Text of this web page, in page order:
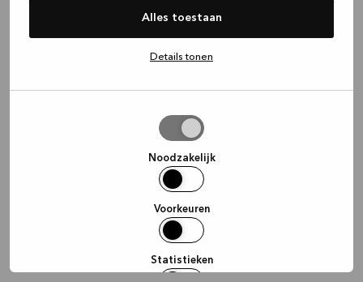
Alles toestaan
Details tonen
Noodzakelijk
Voorkeuren
Statistieken